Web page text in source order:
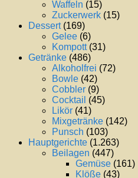
Waffeln (15)
Zuckerwerk (15)
Dessert(169)
Gelee (6)
Kompott(31)
Getränke (486)
Alkoholfrei (72)
Bowle (42)
Cobbler (9)
Cocktail (45)
Likör (41)
Mixgetränke (142)
Punsch (103)
Hauptgerichte (1.263)
Beilagen (447)
Gemüse (161)
Klöße (43)